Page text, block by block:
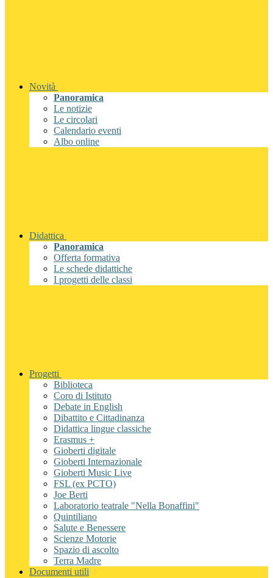
Novità
Panoramica
Le notizie
Le circolari
Calendario eventi
Albo online
Didattica
Panoramica
Offerta formativa
Le schede didattiche
I progetti delle classi
Progetti
Biblioteca
Coro di Istituto
Debate in English
Dibattito e Cittadinanza
Didattica lingue classiche
Erasmus +
Gioberti digitale
Gioberti Internazionale
Gioberti Music Live
FSL (ex PCTO)
Joe Berti
Laboratorio teatrale "Nella Bonaffini"
Quintiliano
Salute e Benessere
Scienze Motorie
Spazio di ascolto
Terra Madre
Documenti utili